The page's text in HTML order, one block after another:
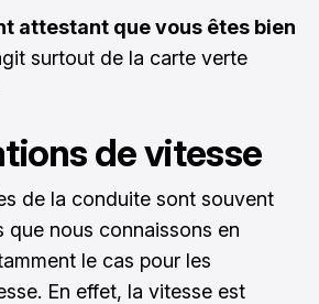
attestant que vous êtes bien
surtout de la carte verte
de vitesse
de la conduite sont souvent
que nous connaissons en
le cas pour les
En effet, la vitesse est